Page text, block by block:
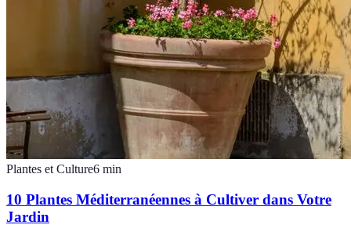
Plantes et Culture6 min
10 Plantes Méditerranéennes à Cultiver dans Votre
Jardin